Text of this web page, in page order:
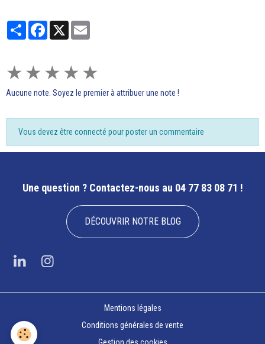
PartagerFacebook
X
★ ★ ★ ★ ★
Aucune note. Soyez le premier à attribuer une note !
Vous devez être connecté pour poster un commentaire
Une question ? Contactez-nous au 04 77 83 08 71 !
DÉCOUVRIR NOTRE BLOG
Mentions légales
Conditions générales de vente